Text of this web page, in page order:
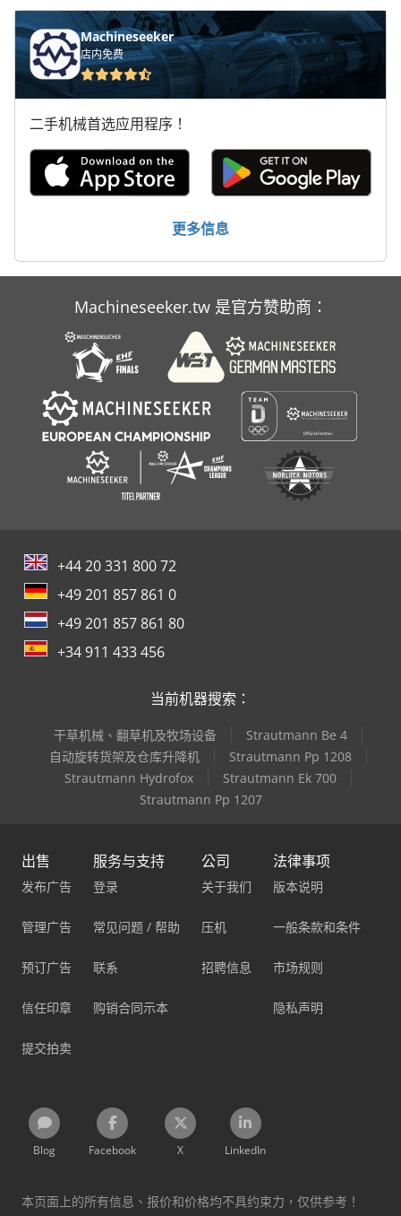
运输 车
铲运机
Machineseeker
店内免费
二手机械首选应用程序！
更多信息
Machineseeker.tw 是官方赞助商：
+44 20 331 800 72
+49 201 857 861 0
+49 201 857 861 80
+34 911 433 456
当前机器搜索：
干草机械、翻草机及牧场设备
Strautmann Be 4
自动旋转货架及仓库升降机
Strautmann Pp 1208
Strautmann Hydrofox
Strautmann Ek 700
Strautmann Pp 1207
出售
发布广告
管理广告
预订广告
信任印章
提交拍卖
服务与支持
登录
常见问题 / 帮助
联系
购销合同示本
公司
关于我们
压机
招聘信息
法律事项
版本说明
一般条款和条件
市场规则
隐私声明
Blog Facebook X LinkedIn
本页面上的所有信息、报价和价格均不具约束力，仅供参考！